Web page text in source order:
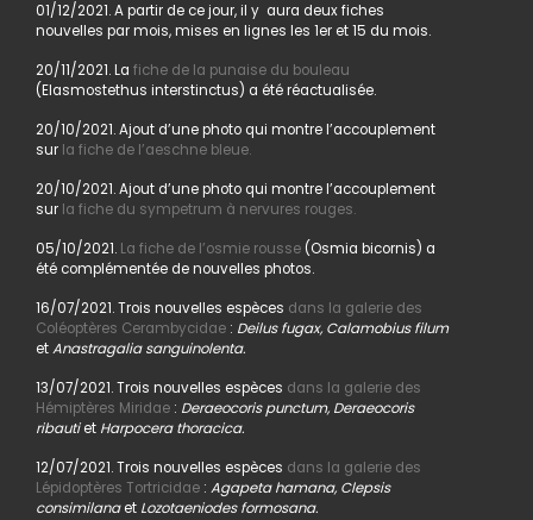
01/12/2021. A partir de ce jour, il y aura deux fiches
nouvelles par mois, mises en lignes les 1er et 15 du mois.
20/11/2021. La fiche de la punaise du bouleau
(Elasmostethus interstinctus) a été réactualisée.
20/10/2021. Ajout d’une photo qui montre l’accouplement
sur la fiche de l’aeschne bleue.
20/10/2021. Ajout d’une photo qui montre l’accouplement
sur la fiche du sympetrum à nervures rouges.
05/10/2021. La fiche de l’osmie rousse(Osmia bicornis) a
été complémentée de nouvelles photos.
16/07/2021. Trois nouvelles espèces dans la galerie des
Coléoptères Cerambycidae: Deilus fugax, Calamobius filum
etAnastragalia sanguinolenta.
13/07/2021. Trois nouvelles espèces dans la galerie des
Hémiptères Miridae: Deraeocoris punctum, Deraeocoris
ribautiet Harpocera thoracica.
12/07/2021. Trois nouvelles espèces dans la galerie des
Lépidoptères Tortricidae: Agapeta hamana, Clepsis
consimilanaet Lozotaeniodes formosana.